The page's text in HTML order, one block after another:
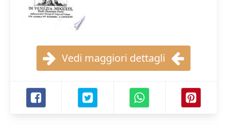
Vedi maggiori dettagli